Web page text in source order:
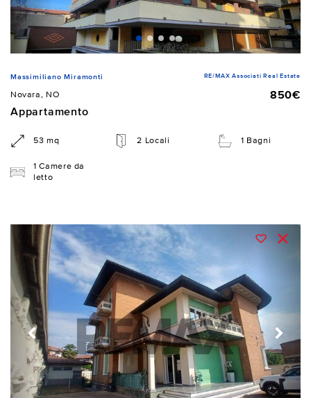
Massimiliano Miramonti RE/MAX Associati Real Estate
Novara, NO
850€
Appartamento
53 mq 2 Locali 1 Bagni
1 Camere da
letto